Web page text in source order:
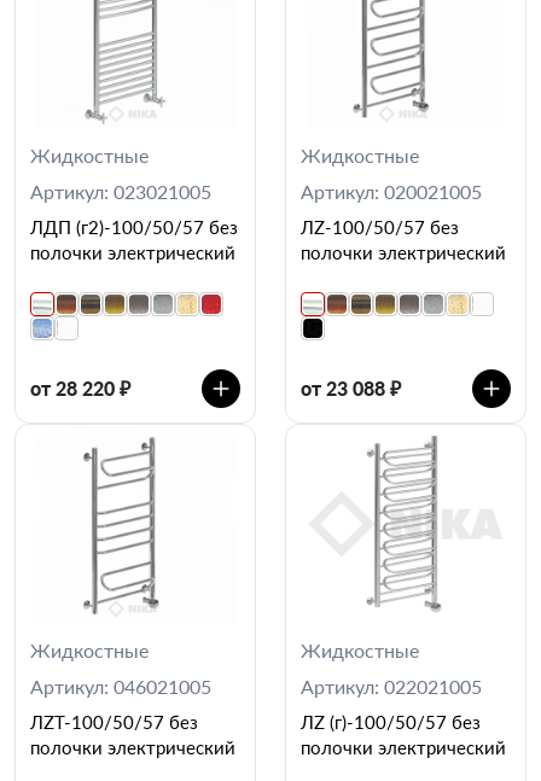
Жидкостные
Артикул: 023021005
ЛДП (г2)-100/50/57 без
полочки электрический
от 28 220 ₽
Жидкостные
Артикул: 020021005
ЛZ-100/50/57 без
полочки электрический
от 23 088 ₽
Жидкостные
Артикул: 046021005
ЛZT-100/50/57 без
полочки электрический
Жидкостные
Артикул: 022021005
ЛZ (г)-100/50/57 без
полочки электрический